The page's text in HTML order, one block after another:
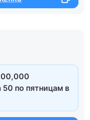
по пятницам в